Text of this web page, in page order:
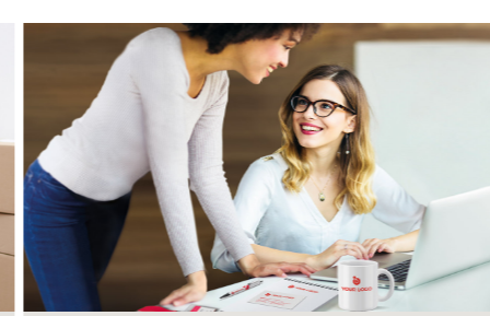
lunedì
martedì
mercoledì
giovedì